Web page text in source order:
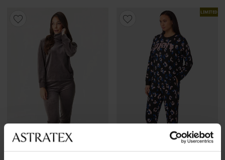
Sale -60%
LIMITED
Sale -50%